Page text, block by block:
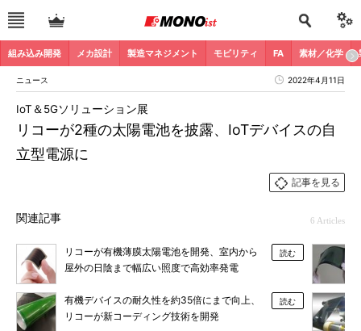
組み込み開発 メカ設計 製造マネジメント モビリティ FA 素材／化学
ニュース 2022年4月11日
リコーが2種の太陽電池を披露、IoTデバイスの自
立型電源に
IoT＆5Gソリューション展
記事を見る
関連記事 6 Articles
リコーが有機薄膜太陽電池を開発、室内から
屋外の日陰まで幅広い照度で高効率発電
読む
有機デバイスの耐久性を約35倍にまで向上、
リコーが新コーディング技術を開発
読む